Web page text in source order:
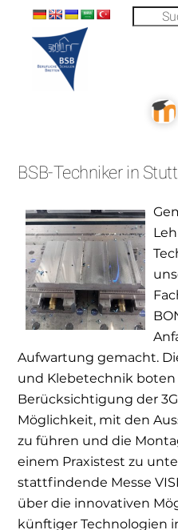
content
BSB-Techniker in
Aufwartung gemacht.
und Klebetechnik
Berücksichtigung der
Möglichkeit, mit den
zu führen und die
einem Praxistest zu
stattfindende Messe
über die innovativen
künftiger Technologien